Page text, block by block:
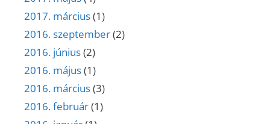
2017. március(1)
2016. szeptember(2)
2016. június(2)
2016. május(1)
2016. március(3)
2016. február(1)